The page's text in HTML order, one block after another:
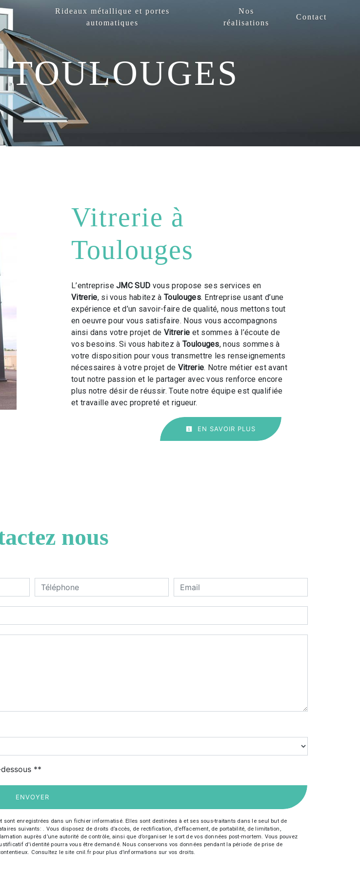
Rideaux métallique et portes
automatiques
Nos
réalisations
Contact
Vitrerie à
Toulouges
L’entrepriseJMC SUD vous propose ses services en
Vitrerie, si vous habitez à Toulouges. Entreprise usant d’une
expérience et d’un savoir-faire de qualité, nous mettons tout
en oeuvre pour vous satisfaire. Nous vous accompagnons
ainsi dans votre projet de Vitrerie et sommes à l’écoute de
vos besoins. Si vous habitez à Toulouges, nous sommes à
votre disposition pour vous transmettre les renseignements
nécessaires à votre projet de Vitrerie. Notre métier est avant
tout notre passion et le partager avec vous renforce encore
plus notre désir de réussir. Toute notre équipe est qualifiée
et travaille avec propreté et rigueur.
EN SAVOIR PLUS
nous
**
ENVOYER
enregistrées dans un fichier informatisé. Elles sont destinées à et ses sous-traitants dans le seul but de
suivants: . Vous disposez de droits d’accès, de rectification, d’effacement, de portabilité, de limitation,
auprès d’une autorité de contrôle, ainsi que d’organiser le sort de vos données post-mortem. Vous pouvez
d'identité pourra vous être demandé. Nous conservons vos données pendant la période de prise de
Consultez le site cnil.fr pour plus d’informations sur vos droits.